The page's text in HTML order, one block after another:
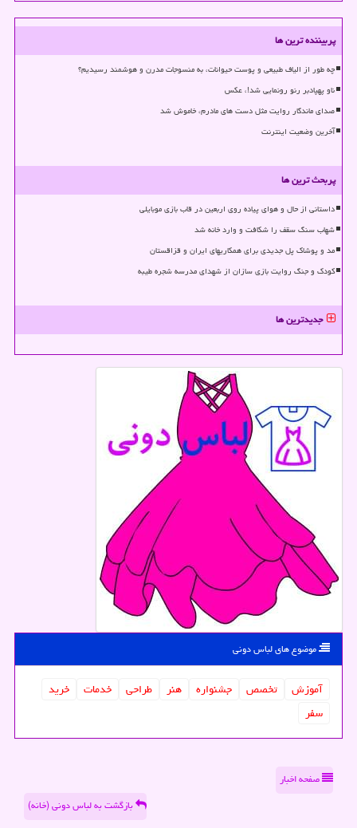
پربیننده ترین ها
چه طور از الیاف طبیعی و پوست حیوانات، به منسوجات مدرن و هوشمند رسیدیم؟
ناو پهپادبر رنو رونمایی شد!، عکس
صدای ماندگار روایت مثل دست های مادرم، خاموش شد
آخرین وضعیت اینترنت
پربحث ترین ها
داستانی از حال و هوای پیاده روی اربعین در قاب بازی موبایلی
شهاب سنگ سقف را شکافت و وارد خانه شد
مد و پوشاک پل جدیدی برای همکاریهای ایران و قزاقستان
کودک و جنگ روایت بازی سازان از شهدای مدرسه شجره طیبه
جدیدترین ها
موضوع های لباس دونی
آموزش تخصص جشنواره هنر طراحی خدمات
خرید
سفر
صفحه اخبار
بازگشت به لباس دونی (خانه)